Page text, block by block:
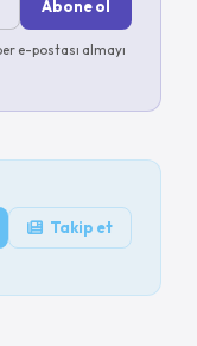
Abone ol
e-postası almayı
Takip et